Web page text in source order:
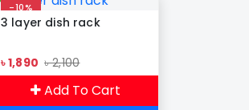
-10%
3 layer dish rack
৳ 1,890 ৳ 2,100
Add To Cart